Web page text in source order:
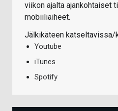
viikon ajalta ajankohtaiset
mobiiliaiheet.
Jälkikäteen katseltavissa/
Youtube
iTunes
Spotify